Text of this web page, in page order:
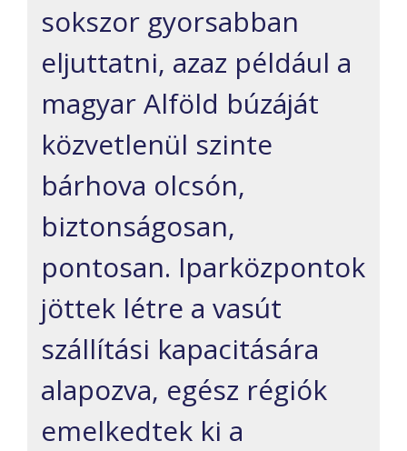
sokszor gyorsabban
eljuttatni, azaz például a
magyar Alföld búzáját
közvetlenül szinte
bárhova olcsón,
biztonságosan,
pontosan. Iparközpontok
jöttek létre a vasút
szállítási kapacitására
alapozva, egész régiók
emelkedtek ki a